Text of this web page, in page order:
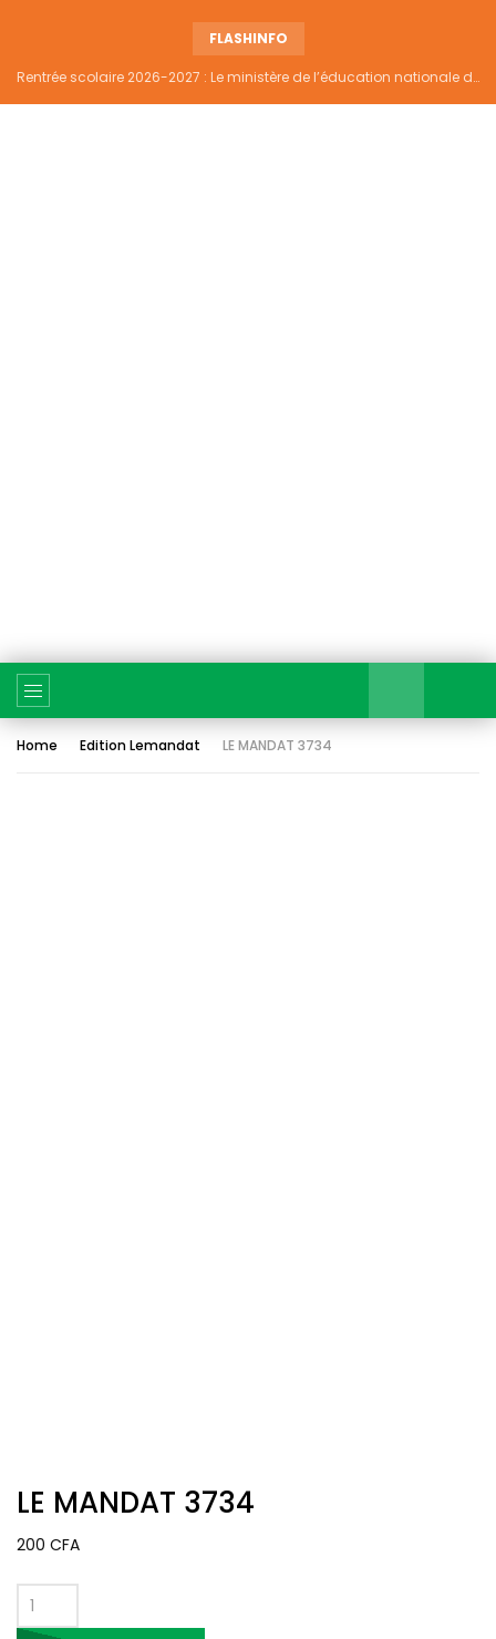
FLASHINFO
Rentrée scolaire 2026-2027 : Le ministère de l’éducation nationale dément tout report et maintient la date du 14 septembre
Home Edition Lemandat LE MANDAT 3734
LE MANDAT 3734
200 CFA
quantité
de